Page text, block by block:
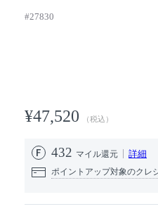
#27830
¥47,520 （税込）
432 マイル還元 詳細
ポイントアップ対象のクレ